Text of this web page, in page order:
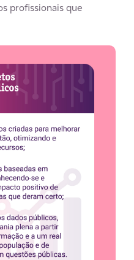
profissionais que